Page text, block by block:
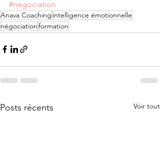
#negociation
Anava Coaching intelligence émotionnelle
négociationformation
Posts récents Voir tout